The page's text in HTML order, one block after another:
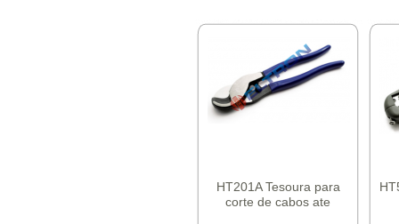
HT201A Tesoura para
corte de cabos ate